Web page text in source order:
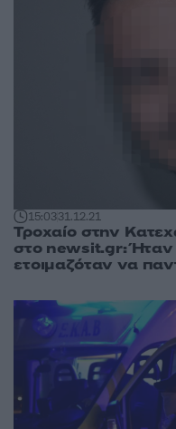
15:0331.12.21
Τροχαίο στην
στο newsit.gr: Ήταν
ετοιμαζόταν να